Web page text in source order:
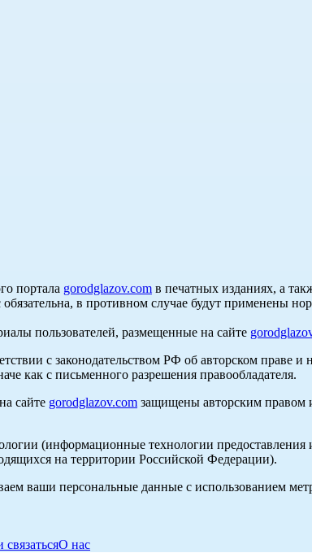
портала gorodglazov.com в печатных изданиях, а
в противном случае будут применены
пользователей, размещенные на сайте
с законодательством РФ об авторском
как с письменного разрешения правообладателя.
сайте gorodglazov.com защищены авторским правом
(информационные технологии предоставления
на территории Российской Федерации).
ваши персональные данные с использованием
О нас